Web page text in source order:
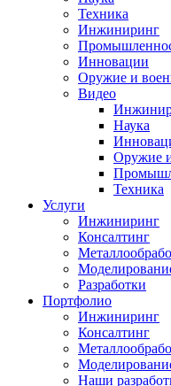
Техника
Инжиниринг
Инновации
Оружие и
Видео
Наука
Оружие
Техника
Услуги
Инжиниринг
Консалтинг
Разработки
Портфолио
Инжиниринг
Консалтинг
Наши